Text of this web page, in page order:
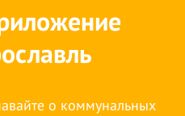
о коммунальных